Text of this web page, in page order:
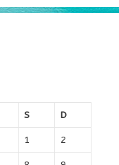
S D
1 2